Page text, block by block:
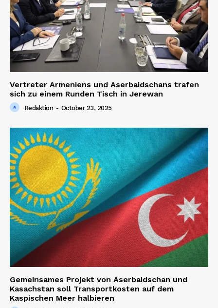
Vertreter Armeniens und Aserbaidschans trafen
sich zu einem Runden Tisch in Jerewan
Redaktion - October 23, 2025
Gemeinsames Projekt von Aserbaidschan und
Kasachstan soll Transportkosten auf dem
Kaspischen Meer halbieren